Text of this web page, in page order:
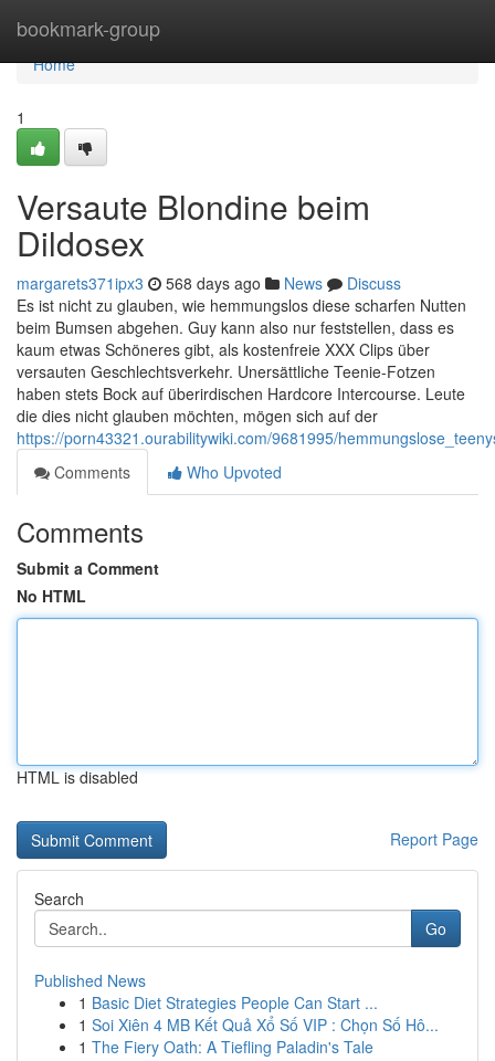
bookmark-group
Home
Home
1
Versaute Blondine beim
Dildosex
margarets371ipx3 568 days ago News
Discuss
Es ist nicht zu glauben, wie hemmungslos diese scharfen Nutten
beim Bumsen abgehen. Guy kann also nur feststellen, dass es
kaum etwas Schöneres gibt, als kostenfreie XXX Clips über
versauten Geschlechtsverkehr. Unersättliche Teenie-Fotzen
haben stets Bock auf überirdischen Hardcore Intercourse. Leute
die dies nicht glauben möchten, mögen sich auf der
https://porn43321.ourabilitywiki.com/9681995/
Comments
Who Upvoted
Comments
Submit a Comment
No HTML
HTML is disabled
Report Page
Search
Go
Published News
1 Basic Diet Strategies People Can Start ...
1 Soi Xiên 4 MB Kết Quả Xổ Số VIP : Chọn Số Hô...
1 The Fiery Oath: A Tiefling Paladin's Tale